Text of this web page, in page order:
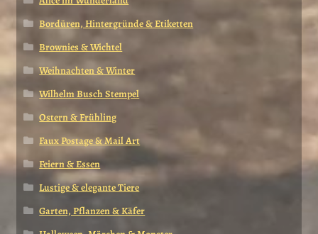
Bordüren, Hintergründe & Etiketten
Brownies & Wichtel
Weihnachten & Winter
Wilhelm Busch Stempel
Ostern & Frühling
Faux Postage & Mail Art
Feiern & Essen
Lustige & elegante Tiere
Garten, Pflanzen & Käfer